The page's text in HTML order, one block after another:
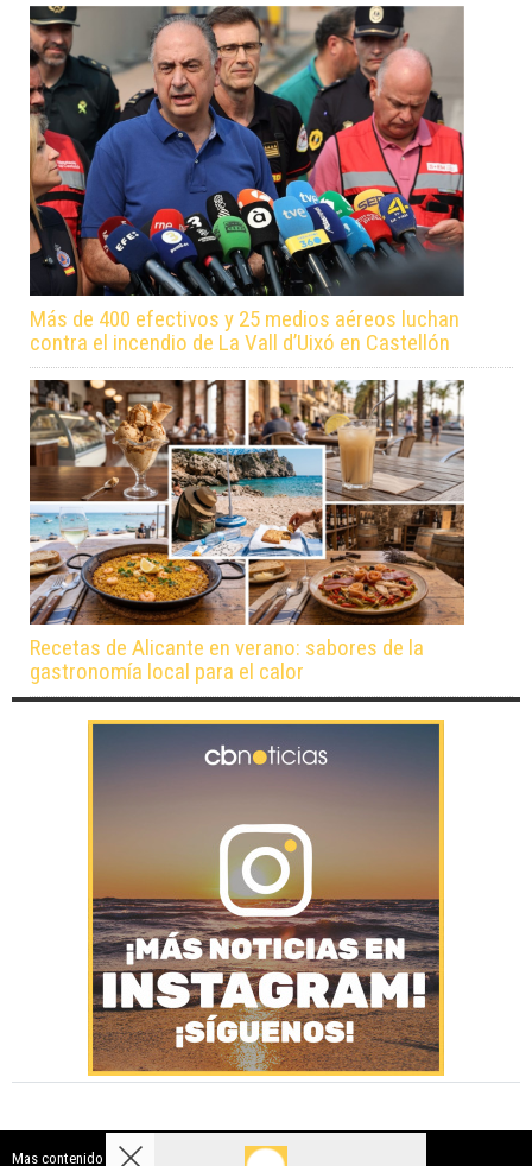
Más de 400 efectivos y 25 medios aéreos luchan
contra el incendio de La Vall d’Uixó en Castellón
Recetas de Alicante en verano: sabores de la
gastronomía local para el calor
Mas contenido de Costa Blanca Noticias: